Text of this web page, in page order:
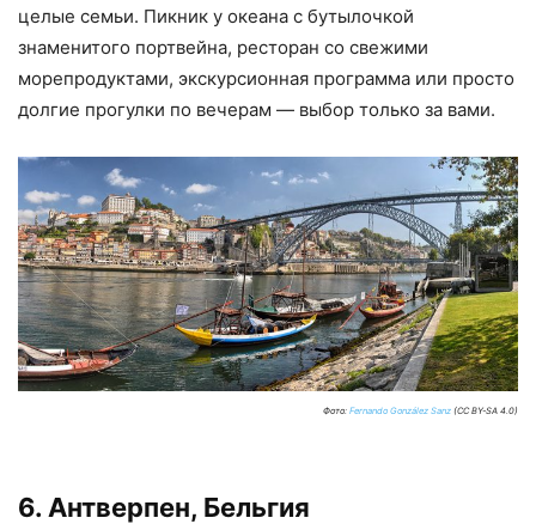
целые семьи. Пикник у океана с бутылочкой
знаменитого портвейна, ресторан со свежими
морепродуктами, экскурсионная программа или просто
долгие прогулки по вечерам — выбор только за вами.
Фото: Fernando González Sanz (CC BY-SA 4.0)
6. Антверпен, Бельгия